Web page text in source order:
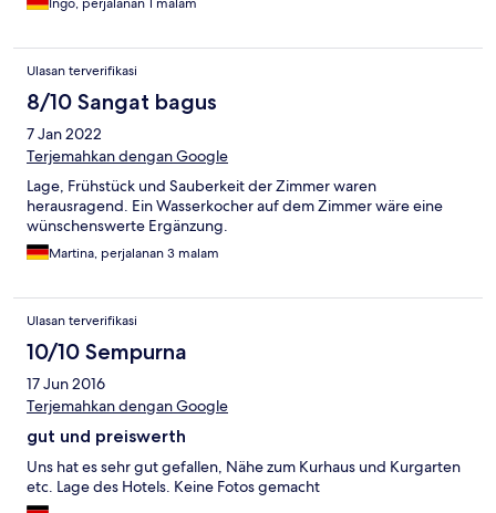
Ingo, perjalanan 1 malam
Ulasan terverifikasi
8/10 Sangat bagus
7 Jan 2022
Terjemahkan dengan Google
Lage, Frühstück und Sauberkeit der Zimmer waren
herausragend. Ein Wasserkocher auf dem Zimmer wäre eine
wünschenswerte Ergänzung.
Martina, perjalanan 3 malam
Ulasan terverifikasi
10/10 Sempurna
17 Jun 2016
Terjemahkan dengan Google
gut und preiswerth
Uns hat es sehr gut gefallen, Nähe zum Kurhaus und Kurgarten
etc. Lage des Hotels. Keine Fotos gemacht